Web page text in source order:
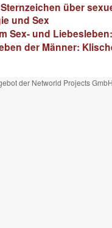
über
und Sex
Sex- und
der Männer:
der Networld Projects